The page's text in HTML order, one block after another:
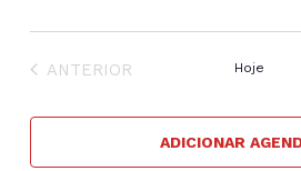
EVENTOS
ANTERIOR Hoje
ADICIONAR